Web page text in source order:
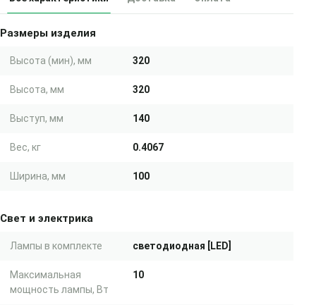
Размеры изделия
Высота (мин), мм 320
Высота, мм 320
Выступ, мм 140
Вес, кг 0.4067
Ширина, мм 100
Свет и электрика
Лампы в комплекте светодиодная [LED]
Максимальная
мощность лампы, Вт
10